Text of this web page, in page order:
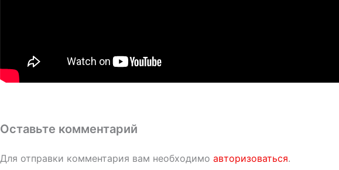
Оставьте комментарий
Для отправки комментария вам необходимо авторизоваться.